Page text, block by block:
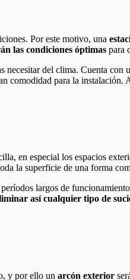
Por este motivo, una
las condiciones óptimas para
necesitar del clima. Cuenta
comodidad para la
en especial los espacios
la superficie de una forma
largos de
así cualquier tipo de
y por ello un arcón exterior